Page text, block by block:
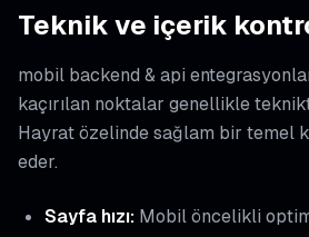
Teknik ve içerik
mobil backend & api
kaçırılan noktalar genellikle
Hayrat özelinde sağlam bir temel
eder.
Sayfa hızı: Mobil öncelikli